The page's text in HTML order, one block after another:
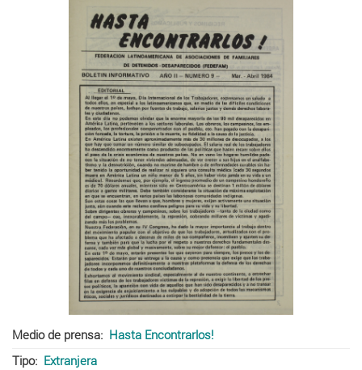
Medio de prensa
Hasta Encontrarlos!
Tipo
Extranjera